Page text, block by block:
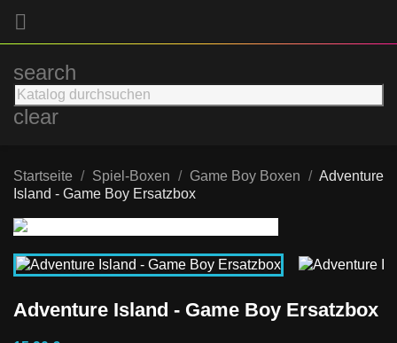

search
clear
Startseite Spiel-Boxen Game Boy Boxen
Adventure
Island - Game Boy Ersatzbox
Adventure Island - Game Boy Ersatzbox